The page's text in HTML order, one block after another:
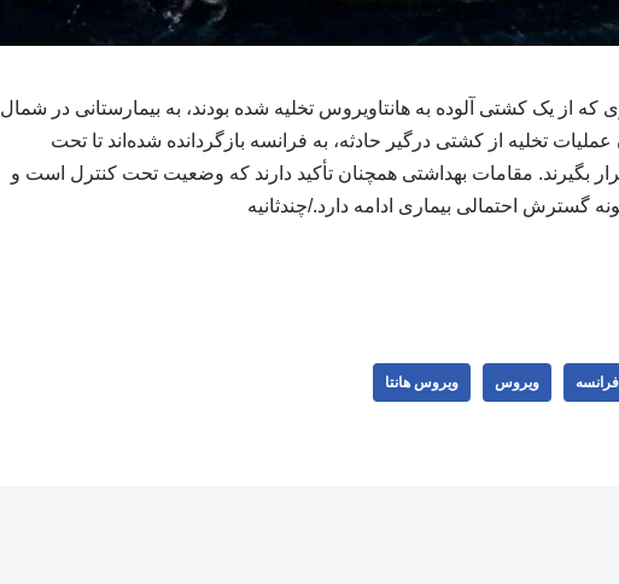
از یک کشتی آلوده به هانتاویروس تخلیه شده بودند، به بیمارستانی در شمال
تخلیه از کشتی درگیر حادثه، به فرانسه بازگردانده شده‌اند تا تحت
بگیرند. مقامات بهداشتی همچنان تأکید دارند که وضعیت تحت کنترل است و
گسترش احتمالی بیماری ادامه دارد./چندثانیه
فرانسه ویروس ویروس هانتا